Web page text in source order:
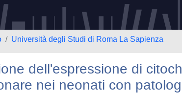
Università degli Studi di Roma La Sapienza
dell'espressione di
nei neonati con